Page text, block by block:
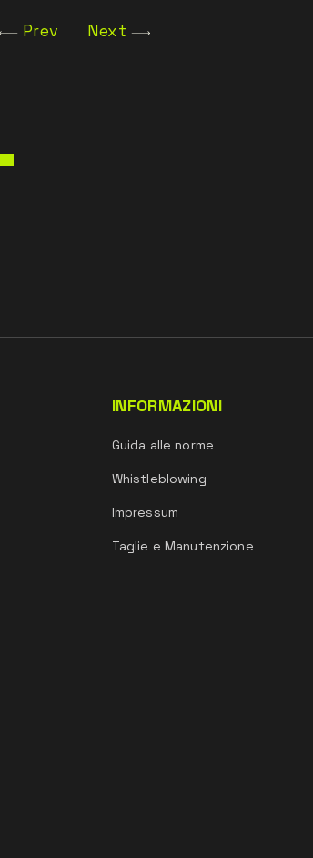
Prev Next
INFORMAZIONI
Guida alle norme
Whistleblowing
Impressum
Taglie e Manutenzione